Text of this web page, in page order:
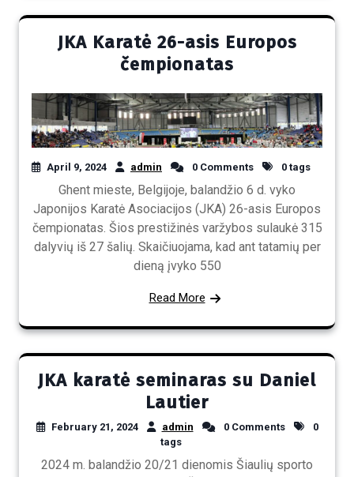
JKA Karatė 26-asis Europos
čempionatas
April 9, 2024 admin 0 Comments 0 tags
Ghent mieste, Belgijoje, balandžio 6 d. vyko
Japonijos Karatė Asociacijos (JKA) 26-asis Europos
čempionatas. Šios prestižinės varžybos sulaukė 315
dalyvių iš 27 šalių. Skaičiuojama, kad ant tatamių per
dieną įvyko 550
Read More
JKA karatė seminaras su Daniel
Lautier
February 21, 2024 admin 0 Comments
0
tags
2024 m. balandžio 20/21 dienomis Šiaulių sporto